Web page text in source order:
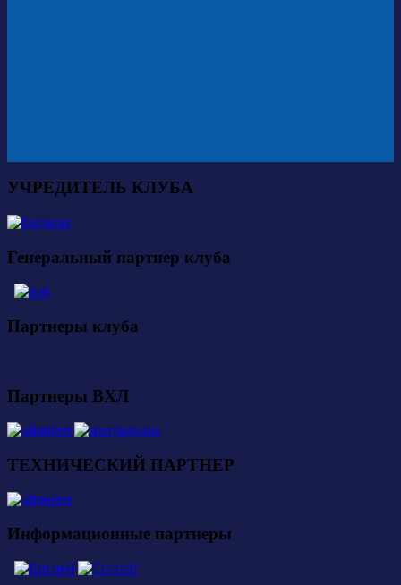
УЧРЕДИТЕЛЬ КЛУБА
Генеральный партнер клуба
Партнеры клуба
Партнеры ВХЛ
ТЕХНИЧЕСКИЙ ПАРТНЕР
Информационные партнеры